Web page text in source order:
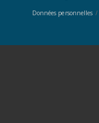
Données personnelles